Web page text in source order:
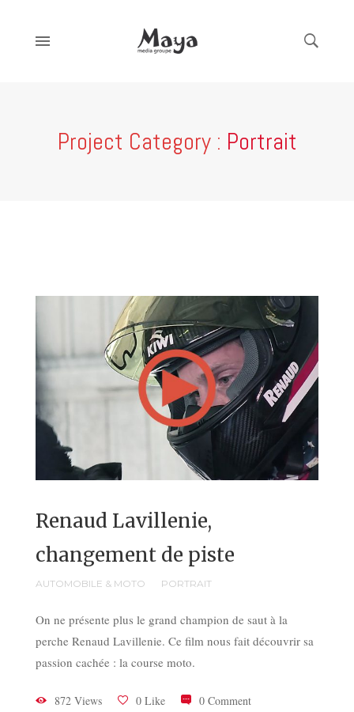
Project Category : Portrait
Renaud Lavillenie,
changement de piste
AUTOMOBILE & MOTO PORTRAIT
On ne présente plus le grand champion de saut à la
perche Renaud Lavillenie. Ce film nous fait découvrir sa
passion cachée : la course moto.
872 Views 0 Like 0 Comment